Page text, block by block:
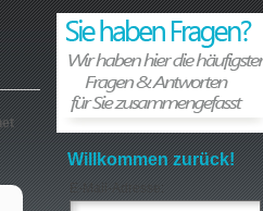
Willkommen zurück!
E-Mail-Adresse: